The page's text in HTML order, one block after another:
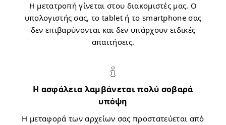
Η μετατροπή γίνεται στου διακομιστές μας. Ο
υπολογιστής σας, το tablet ή το smartphone σας
δεν επιβαρύνονται και δεν υπάρχουν ειδικές
απαιτήσεις.
Η ασφάλεια λαμβάνεται πολύ σοβαρά
υπόψη
Η μεταφορά των αρχείων σας προστατεύεται από